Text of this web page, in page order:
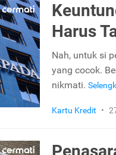
Harus
Nah, untuk si
yang cocok.
nikmati.
Kartu Kredit •